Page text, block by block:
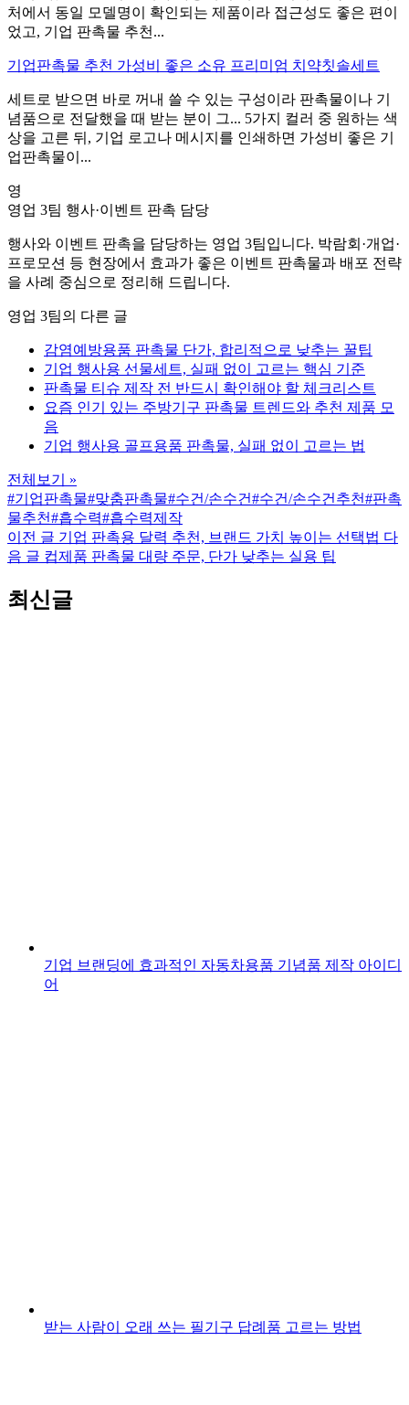
처에서 동일 모델명이 확인되는 제품이라 접근성도 좋은 편이
었고, 기업 판촉물 추천...
기업판촉물 추천 가성비 좋은 소유 프리미엄 치약칫솔세트
세트로 받으면 바로 꺼내 쓸 수 있는 구성이라 판촉물이나 기
념품으로 전달했을 때 받는 분이 그... 5가지 컬러 중 원하는 색
상을 고른 뒤, 기업 로고나 메시지를 인쇄하면 가성비 좋은 기
업판촉물이...
영
영업 3팀 행사·이벤트 판촉 담당
행사와 이벤트 판촉을 담당하는 영업 3팀입니다. 박람회·개업·
프로모션 등 현장에서 효과가 좋은 이벤트 판촉물과 배포 전략
을 사례 중심으로 정리해 드립니다.
영업 3팀의 다른 글
감염예방용품 판촉물 단가, 합리적으로 낮추는 꿀팁
기업 행사용 선물세트, 실패 없이 고르는 핵심 기준
판촉물 티슈 제작 전 반드시 확인해야 할 체크리스트
요즘 인기 있는 주방기구 판촉물 트렌드와 추천 제품 모
음
기업 행사용 골프용품 판촉물, 실패 없이 고르는 법
전체보기 »
#기업판촉물#맞춤판촉물#수건/손수건#수건/손수건추천#판촉
물추천#흡수력#흡수력제작
이전 글 기업 판촉용 달력 추천, 브랜드 가치 높이는 선택법 다
음 글 컵제품 판촉물 대량 주문, 단가 낮추는 실용 팁
최신글
기업 브랜딩에 효과적인 자동차용품 기념품 제작 아이디
어
받는 사람이 오래 쓰는 필기구 답례품 고르는 방법